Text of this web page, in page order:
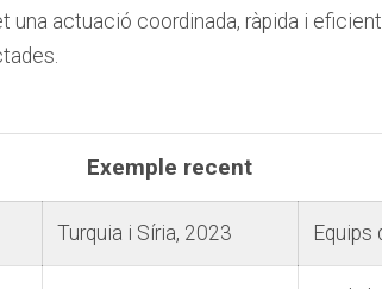
​una actuació ‍coordinada, ràpida‍ i
Exemple recent
Turquia i Síria, 2023 Equips